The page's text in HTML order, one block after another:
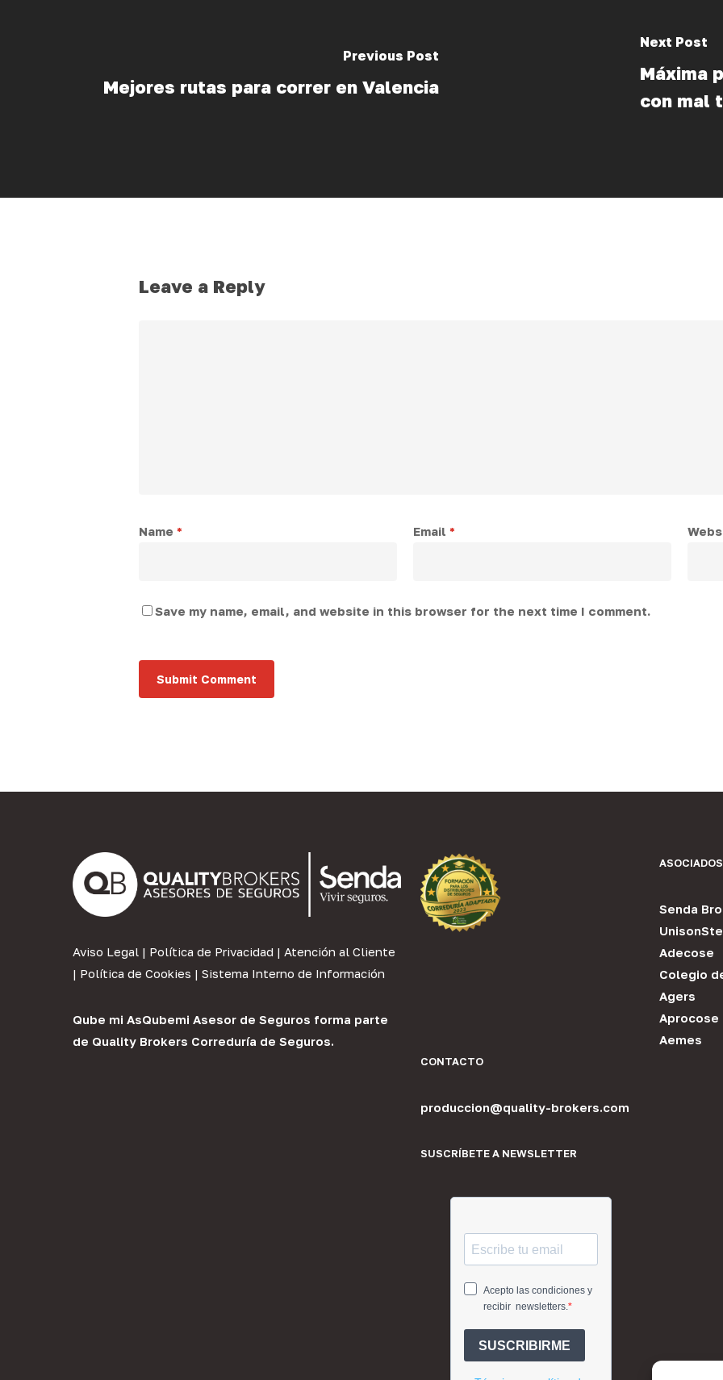
Previous Post
Mejores rutas para correr en Valencia
Next Post
Máxima
con mal
Leave a Reply
Name * Email *
Save my name, email, and website in this browser for the next time I comment.
Aviso Legal | Política de Privacidad | Atención al Cliente
| Política de Cookies | Sistema Interno de Información
Qube mi AsQubemi Asesor de Seguros forma parte
de Quality Brokers Correduría de Seguros.
Senda
Adecose
Colegio
Agers
Aprocose
Aemes
CONTACTO
produccion@quality-brokers.com
SUSCRÍBETE A NEWSLETTER